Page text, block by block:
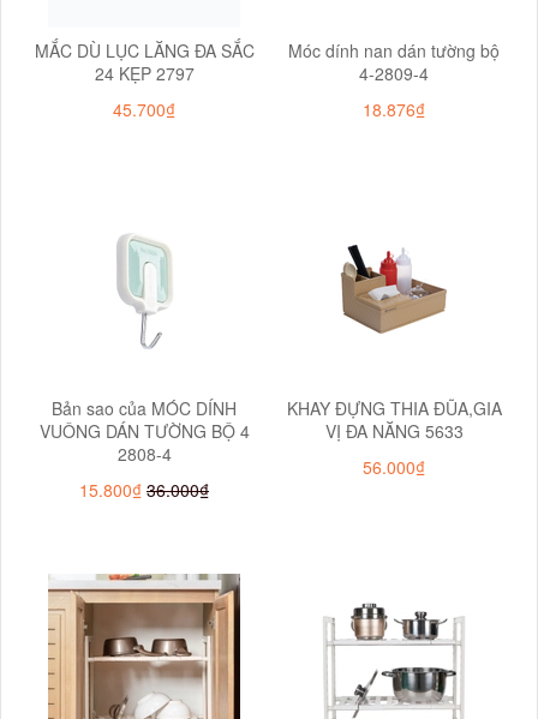
MẮC DÙ LỤC LĂNG ĐA SẮC
24 KẸP 2797
45.700₫
Móc dính nan dán tường bộ
4-2809-4
18.876₫
Bản sao của MÓC DÍNH
VUÔNG DÁN TƯỜNG BỘ 4
2808-4
15.800₫ 36.000₫
KHAY ĐỰNG THIA ĐŨA,GIA
VỊ ĐA NĂNG 5633
56.000₫